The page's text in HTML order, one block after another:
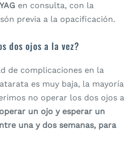
en consulta, con la
previa a la opacificación.
dos ojos a la vez?
de complicaciones en la
es muy baja, la mayoría
no operar los dos ojos a
operar un ojo y esperar un
una y dos semanas, para